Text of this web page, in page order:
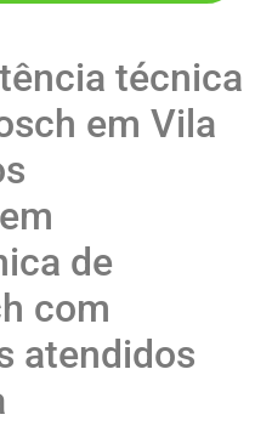
técnica
em Vila
de
com
atendidos